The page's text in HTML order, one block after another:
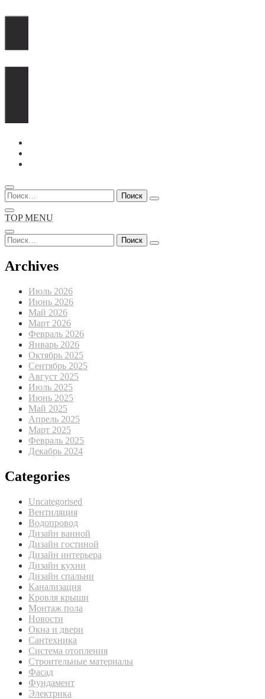
Перейти
содержимому
Найти:
TOP MENU
Найти:
Archives
Июль 2026
Июнь 2026
Май 2026
Март 2026
Февраль 2026
Январь 2026
Октябрь 2025
Сентябрь 2025
Август 2025
Июль 2025
Июнь 2025
Май 2025
Апрель 2025
Март 2025
Февраль 2025
Декабрь 2024
Categories
Uncategorised
Вентиляция
Водопровод
Дизайн ванной
Дизайн гостиной
Дизайн интерьера
Дизайн кухни
Дизайн спальни
Канализация
Кровля крыши
Монтаж пола
Новости
Окна и двери
Сантехника
Система отопления
Строительные материалы
Фасад
Фундамент
Электрика